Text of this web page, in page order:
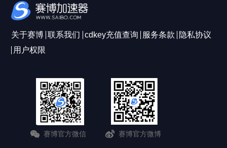
关于赛博 联系我们 cdkey充值查询 服务条款
隐私协议
用户权限
赛博官方微信 赛博官方微博